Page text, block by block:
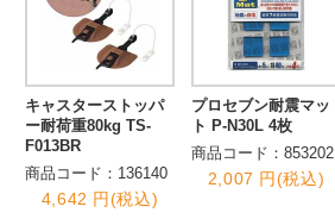
キャスターストッパ
ー耐荷重80kg TS-
F013BR
商品コード：136140
4,642 円(税込)
プロセブン耐震マッ
ト P-N30L 4枚
商品コード：853202
2,007 円(税込)